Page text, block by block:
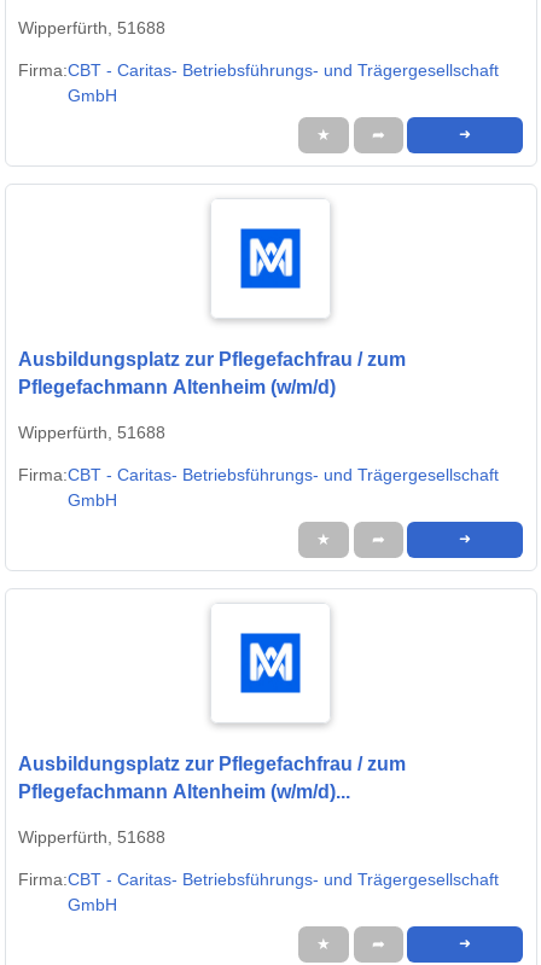
Wipperfürth, 51688
Firma:CBT - Caritas- Betriebsführungs- und Trägergesellschaft
GmbH
★ ➦ ➜
Ausbildungsplatz zur Pflegefachfrau / zum
Pflegefachmann Altenheim (w/m/d)
Wipperfürth, 51688
Firma:CBT - Caritas- Betriebsführungs- und Trägergesellschaft
GmbH
★ ➦ ➜
Ausbildungsplatz zur Pflegefachfrau / zum
Pflegefachmann Altenheim (w/m/d)...
Wipperfürth, 51688
Firma:CBT - Caritas- Betriebsführungs- und Trägergesellschaft
GmbH
★ ➦ ➜